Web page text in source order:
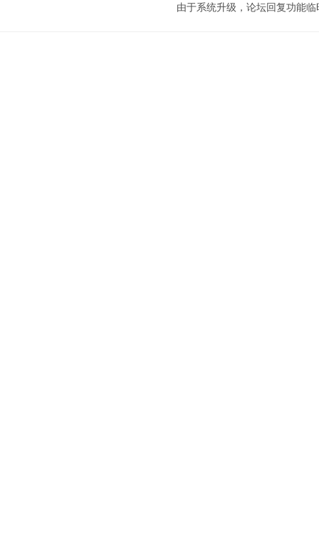
由于系统升级，论坛回复功能临